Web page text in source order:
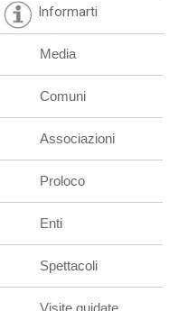
Informarti
Media
Comuni
Associazioni
Proloco
Enti
Spettacoli
Visite guidate